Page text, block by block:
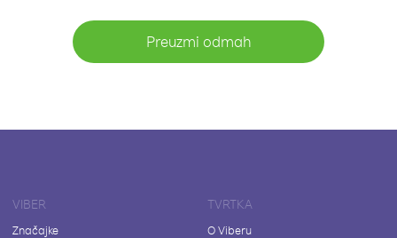
Preuzmi odmah
VIBER
Značajke
TVRTKA
O Viberu